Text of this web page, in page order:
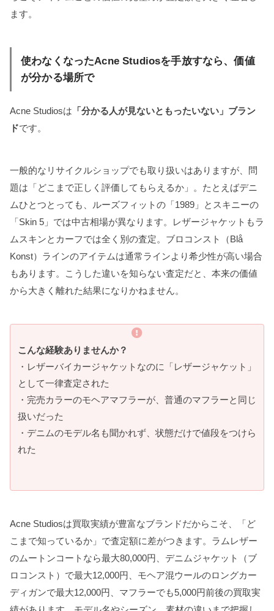
ます。
使わなくなったAcne Studiosを手放すなら、価値
が分かる場所で
Acne Studiosは 「分かる人が見ないともったいない」ブラン
ドです。
一般的なリサイクルショップでも取り扱いはありますが、問
題は「どこまで正しく評価してもらえるか」。たとえばデニ
ムひとつとっても、ルーズフィットの「1989」とスキニーの
「Skin 5」では中古相場が異なります。レザージャケットもラ
ムスキンとカーフでは全く別の査定。ブロコンスト（Blå
Konst）ラインのアイテムは通常ラインより希少性が高い場合
もあります。こうした違いを知らない査定だと、本来の価値
から大きく離れた結果になりかねません。
こんな経験ありませんか？
・レザーバイカージャケットなのに「レザージャケット」
として一律査定された
・完売カラーのモヘアマフラーが、普通のマフラーと同じ
扱いだった
・デニムのモデル名も聞かれず、状態だけで値段をつけら
れた
Acne Studiosは買取実績が豊富なブランドだからこそ、「ど
こまで知っているか」で査定額に差がつきます。ラムレザー
のムートンコートなら最大80,000円、デニムジャケット（ブ
ロコンスト）で最大12,000円、モヘア混ウールのロングカー
ディガンで最大12,000円、マフラーでも5,000円前後の買取実